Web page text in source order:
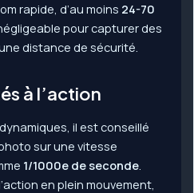
rapide, d’au moins 24-70
pour capturer des
distance de sécurité.
à l’action
il est conseillé
sur une vitesse
1/1000e de seconde.
en plein mouvement,